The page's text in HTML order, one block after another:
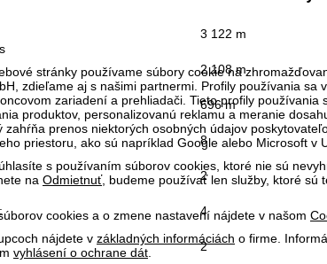
stránky používame súbory cookie na
zdieľame aj s našimi partnermi. Profily používania sa
zariadení a prehliadači. Tieto profily používania
produktov, personalizovanú reklamu a meranie
prenos niektorých osobných údajov
priestoru, ako sú napríklad Google alebo Microsoft v
s používaním súborov cookies, ktoré nie sú
na Odmietnuť, budeme používať len služby, ktoré sú
cookies a o zmene nastavení nájdete v našom
nájdete v základných informáciách o firme.
vyhlásení o ochrane dát
3 122 m
2 108 m
696 m
8
2
4
2